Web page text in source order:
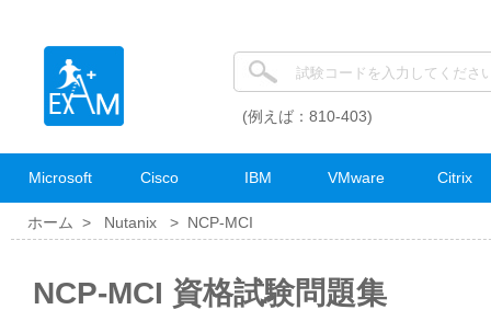
(例えば：810-403)
Microsoft Cisco IBM VMware Citrix
ホーム > Nutanix > NCP-MCI
NCP-MCI 資格試験問題集